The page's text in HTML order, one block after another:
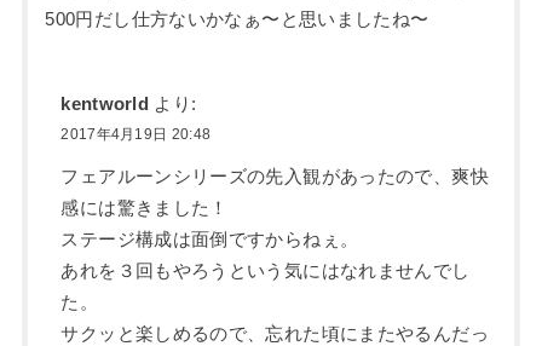
500円だし仕方ないかなぁ〜と思いましたね〜
kentworld より:
2017年4月19日 20:48
フェアルーンシリーズの先入観があったので、爽快
感には驚きました！
ステージ構成は面倒ですからねぇ。
あれを３回もやろうという気にはなれませんでし
た。
サクッと楽しめるので、忘れた頃にまたやるんだっ